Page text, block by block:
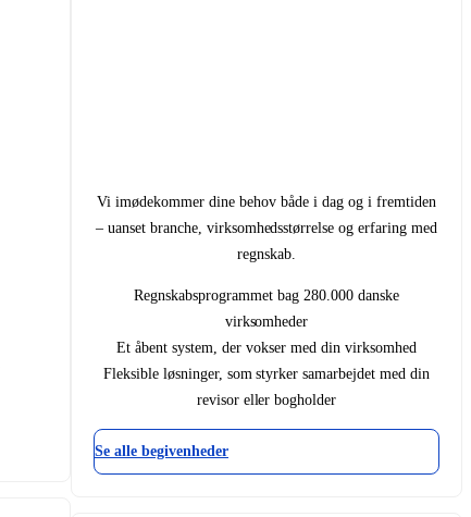
Vi imødekommer dine behov både i dag og i fremtiden
– uanset branche, virksomhedsstørrelse og erfaring med
regnskab.
Regnskabsprogrammet bag 280.000 danske
virksomheder
Et åbent system, der vokser med din virksomhed
Fleksible løsninger, som styrker samarbejdet med din
revisor eller bogholder
Se alle begivenheder